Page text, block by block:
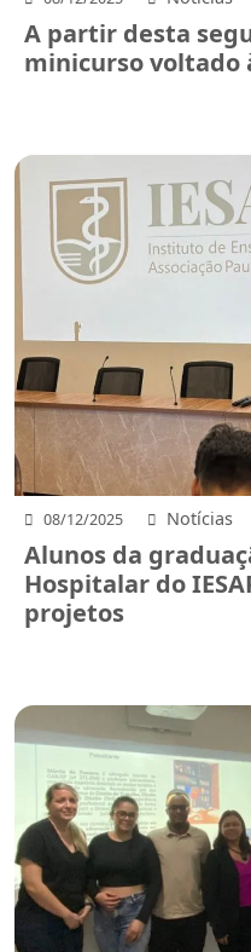
A partir desta
minicurso voltado
08/12/2025 Notícias
Alunos da
Hospitalar do
projetos